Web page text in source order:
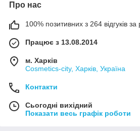
Про нас
100% позитивних з 264 відгуків за
Працює з 13.08.2014
м. Харків
Cosmetics-city, Харків, Україна
Контакти
Сьогодні вихідний
Показати весь графік роботи